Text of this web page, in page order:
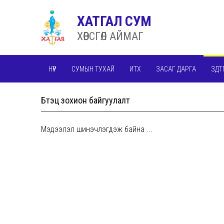
ХАТГАЛ СУМ
ХӨВСГӨЛ АЙМАГ
НҮҮР СУМЫН ТУХАЙ ИТХ ЗАСАГ ДАРГА
Бүтэц зохион байгуулалт
Мэдээлэл шинэчлэгдэж байна ...